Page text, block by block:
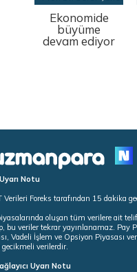
Ekonomide
büyüme
devam ediyor
Notu
Verileri Foreks tarafından 15 dakika
oluşan tüm verilere ait
bu veriler tekrar yayınlanamaz. Pay
Vadeli İşlem ve Opsiyon Piyasası
verilerdir.
Uyarı Notu